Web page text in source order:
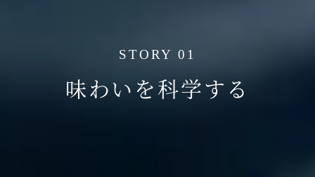
STORY 01
味わいを科学する